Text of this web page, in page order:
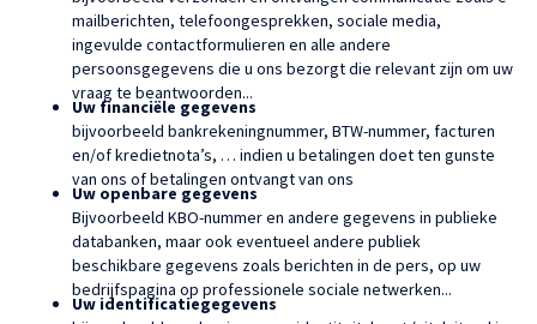
mailberichten, telefoongesprekken, sociale media,
ingevulde contactformulieren en alle andere
persoonsgegevens die u ons bezorgt die relevant zijn om uw
vraag te beantwoorden...
Uw financiële gegevens
bijvoorbeeld bankrekeningnummer, BTW-nummer, facturen
en/of kredietnota’s, … indien u betalingen doet ten gunste
van ons of betalingen ontvangt van ons
Uw openbare gegevens
Bijvoorbeeld KBO-nummer en andere gegevens in publieke
databanken, maar ook eventueel andere publiek
beschikbare gegevens zoals berichten in de pers, op uw
bedrijfspagina op professionele sociale netwerken...
Uw identificatiegegevens